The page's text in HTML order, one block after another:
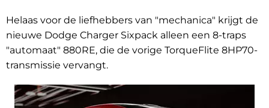
Helaas voor de liefhebbers van "mechanica" krijgt de
nieuwe Dodge Charger Sixpack alleen een 8-traps
"automaat" 880RE, die de vorige TorqueFlite 8HP70-
transmissie vervangt.